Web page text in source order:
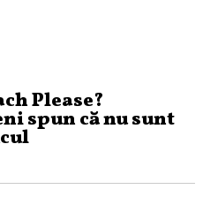
Please?
spun că nu sunt